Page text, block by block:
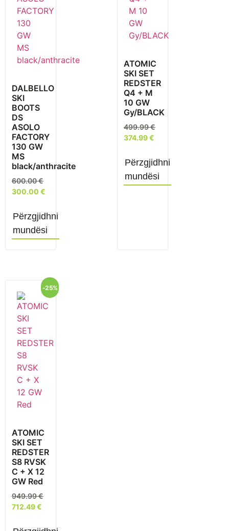
DALBELLO
SKI
BOOTS
DS
ASOLO
FACTORY
130 GW
MS
black/anthracite
600.00€
300.00 €
Përzgjidhni
mundësi
ATOMIC
SKI SET
REDSTER
Q4 + M
10 GW
Gy/BLACK
499.99€
374.99€
Përzgjidhni
mundësi
-25%
ATOMIC
SKI SET
REDSTER
S8 RVSK
C + X 12
GW Red
949.99€
712.49€